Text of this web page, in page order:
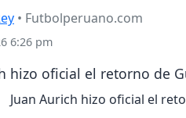
• Futbolperuano.com
6:26 pm
Juan Aurich hizo oficial el